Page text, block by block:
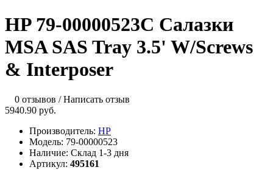
HP 79-00000523C Салазки
MSA SAS Tray 3.5' W/Screws
& Interposer
0 отзывов /Написать отзыв
5940.90 руб.
Производитель: HP
Модель: 79-00000523
Наличие: Склад 1-3 дня
Артикул: 495161